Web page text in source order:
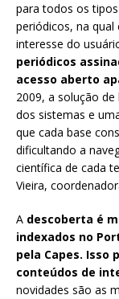
para todos os
periódicos, na
interesse do
periódicos
acesso aberto
2009, a solução
dos sistemas e
que cada base
dificultando a
científica de cada
Vieira,
A descoberta é
indexados no
pela Capes. Isso
conteúdos de
novidades são as